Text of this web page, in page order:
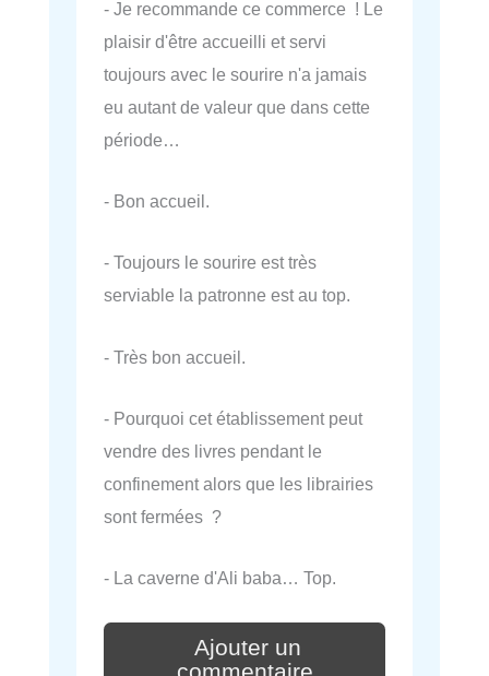
- Je recommande ce commerce ! Le
plaisir d'être accueilli et servi
toujours avec le sourire n'a jamais
eu autant de valeur que dans cette
période…
- Bon accueil.
- Toujours le sourire est très
serviable la patronne est au top.
- Très bon accueil.
- Pourquoi cet établissement peut
vendre des livres pendant le
confinement alors que les librairies
sont fermées ?
- La caverne d'Ali baba… Top.
Ajouter un